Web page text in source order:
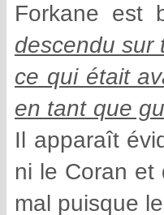
Forkane est
descendu sur
ce qui était
en tant que
Il apparaît
ni le Coran et
mal puisque